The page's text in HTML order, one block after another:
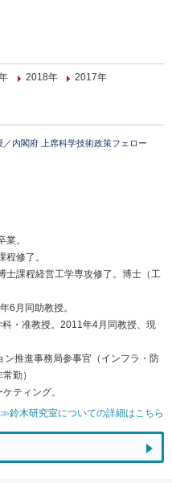
2018年 2017年
内閣府 上席科学技術政策フェロー
。
修了。
士課程経営工学専攻修了。博士（工
6月同助教授。
・准教授。2011年4月同教授、現
推進事務局参事官（インフラ・防
勤）
ティング。
≫鈴木研究室についての詳細はこちら